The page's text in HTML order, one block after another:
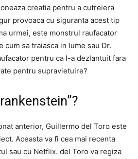
creatia pentru a cutreiera
provoaca cu siguranta acest tip
urmei, este monstrul raufacator
cum sa traiasca in lume sau Dr.
pentru ca l-a dezlantuit fara
pentru supravietuire?
anterior, Guillermo del Toro este
Aceasta va fi cea mai recenta
sau cu Netflix. del Toro va regiza